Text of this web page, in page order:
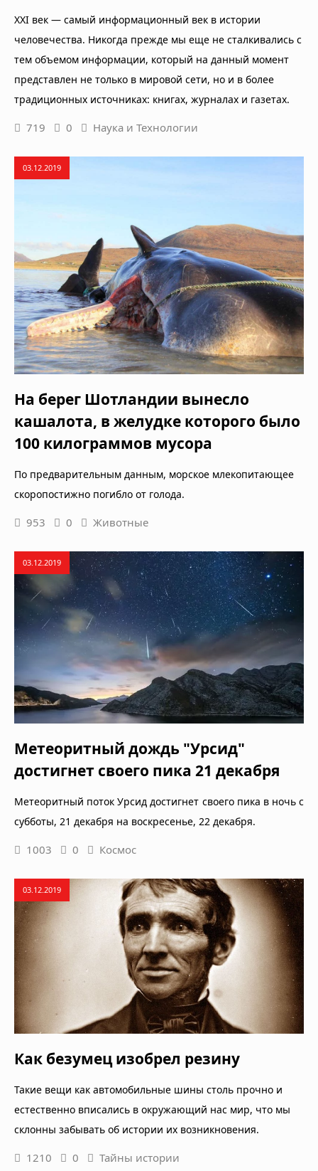
XXI век — самый информационный век в истории
человечества. Никогда прежде мы еще не сталкивались с
тем объемом информации, который на данный момент
представлен не только в мировой сети, но и в более
традиционных источниках: книгах, журналах и газетах.
719 0 Наука и Технологии
03.12.2019
На берег Шотландии вынесло
кашалота, в желудке которого было
100 килограммов мусора
По предварительным данным, морское млекопитающее
скоропостижно погибло от голода.
953 0 Животные
03.12.2019
Метеоритный дождь "Урсид"
достигнет своего пика 21 декабря
Метеоритный поток Урсид достигнет своего пика в ночь с
субботы, 21 декабря на воскресенье, 22 декабря.
1003 0 Космос
03.12.2019
Как безумец изобрел резину
Такие вещи как автомобильные шины столь прочно и
естественно вписались в окружающий нас мир, что мы
склонны забывать об истории их возникновения.
1210 0 Тайны истории